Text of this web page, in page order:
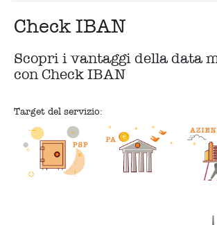
Check IBAN
Scopri i vantaggi della data
con Check IBAN
Target del servizio: